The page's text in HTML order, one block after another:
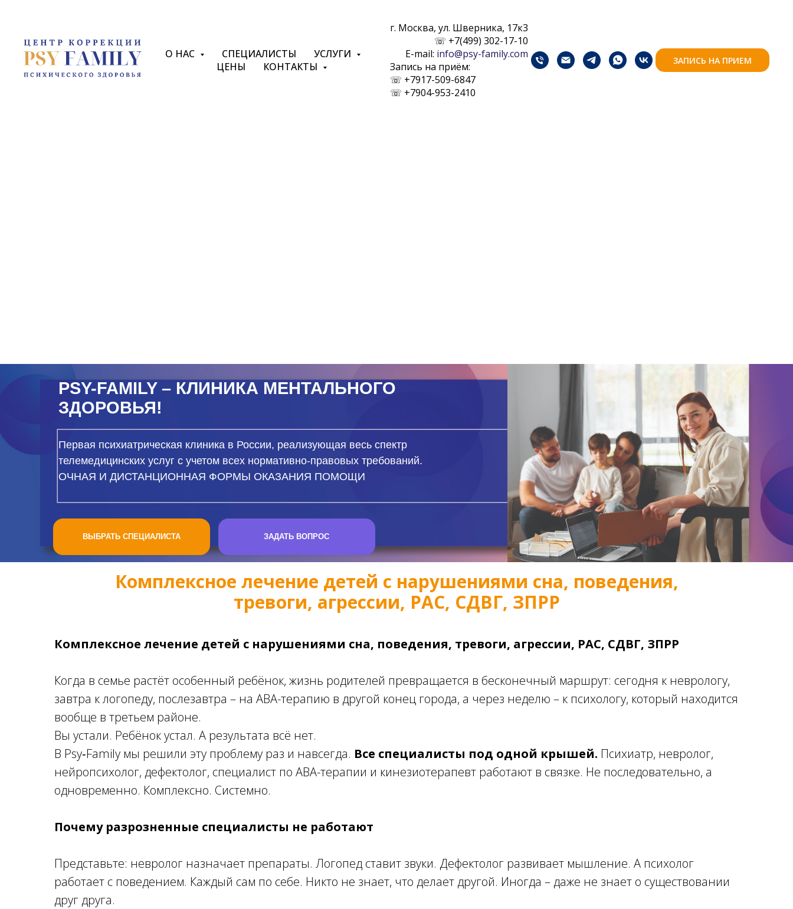
О НАС СПЕЦИАЛИСТЫ
УСЛУГИ
ЦЕНЫ
КОНТАКТЫ
г. Москва, ул. Шверника, 17к3
☏︎ +7(499) 302-17-10
E-mail: info@psy-family.com
Запись на приём:
☏︎ +7917-509-6847
☏︎ +7904-953-2410
ЗАПИСЬ НА ПРИЕМ
телемедицинских услуг с учетом всех нормативно-правовых требований.
ОЧНАЯ И ДИСТАНЦИОННАЯ ФОРМЫ ОКАЗАНИЯ ПОМОЩИ
ВЫБРАТЬ СПЕЦИАЛИСТА ЗАДАТЬ ВОПРОС
Комплексное лечение детей с нарушениями сна, поведения,
тревоги, агрессии, РАС, СДВГ, ЗПРР
Комплексное лечение детей с нарушениями сна, поведения, тревоги, агрессии, РАС, СДВГ, ЗПРР
Когда в семье растёт особенный ребёнок, жизнь родителей превращается в бесконечный маршрут: сегодня к неврологу,
завтра к логопеду, послезавтра – на АВА-терапию в другой конец города, а через неделю – к психологу, который находится
вообще в третьем районе.
Вы устали. Ребёнок устал. А результата всё нет.
В Psy‑Family мы решили эту проблему раз и навсегда. Все специалисты под одной крышей. Психиатр, невролог,
нейропсихолог, дефектолог, специалист по АВА-терапии и кинезиотерапевт работают в связке. Не последовательно, а
одновременно. Комплексно. Системно.
Почему разрозненные специалисты не работают
Представьте: невролог назначает препараты. Логопед ставит звуки. Дефектолог развивает мышление. А психолог
работает с поведением. Каждый сам по себе. Никто не знает, что делает другой. Иногда – даже не знает о существовании
друг друга.